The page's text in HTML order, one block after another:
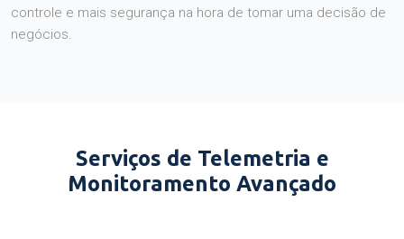
controle e mais segurança na hora de tomar uma decisão de
negócios.
Serviços de Telemetria e
Monitoramento Avançado